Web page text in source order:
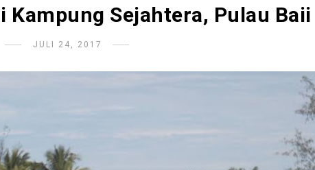
Kampung Sejahtera, Pulau Baii
JULI 24, 2017